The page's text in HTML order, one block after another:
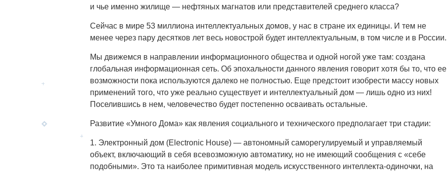
и чье именно жилище — нефтяных магнатов или представителей среднего класса?
Сейчас в мире 53 миллиона интеллектуальных домов, у нас в стране их единицы. И тем не
менее через пару десятков лет весь новострой будет интеллектуальным, в том числе и в России.
Мы движемся в направлении информационного общества и одной ногой уже там: создана
глобальная информационная сеть. Об эпохальности данного явления говорит хотя бы то, что ее
возможности пока используются далеко не полностью. Еще предстоит изобрести массу новых
применений того, что уже реально существует и интеллектуальный дом — лишь одно из них!
Поселившись в нем, человечество будет постепенно осваивать остальные.
Развитие «Умного Дома» как явления социального и технического предполагает три стадии:
1. Электронный дом (Electronic House) — автономный саморегулируемый и управляемый
объект, включающий в себя всевозможную автоматику, но не имеющий сообщения с «себе
подобными». Это та наиболее примитивная модель искусственного интеллекта-одиночки, на